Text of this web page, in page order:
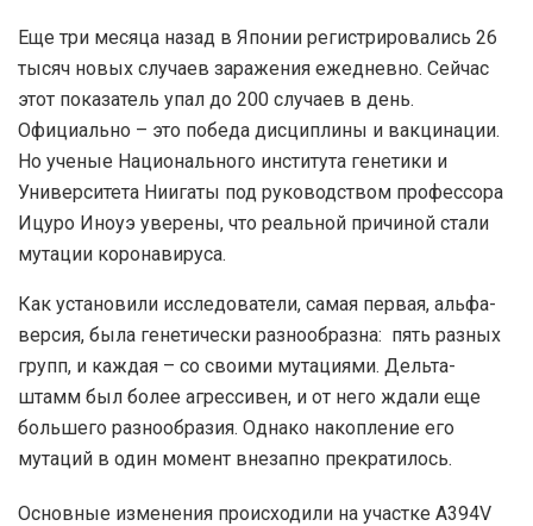
Еще три месяца назад в Японии регистрировались 26
тысяч новых случаев заражения ежедневно. Сейчас
этот показатель упал до 200 случаев в день.
Официально – это победа дисциплины и вакцинации.
Но ученые Национального института генетики и
Университета Ниигаты под руководством профессора
Ицуро Иноуэ уверены, что реальной причиной стали
мутации коронавируса.
Как установили исследователи, самая первая, альфа-
версия, была генетически разнообразна: пять разных
групп, и каждая – со своими мутациями. Дельта-
штамм был более агрессивен, и от него ждали еще
большего разнообразия. Однако накопление его
мутаций в один момент внезапно прекратилось.
Основные изменения происходили на участке A394V